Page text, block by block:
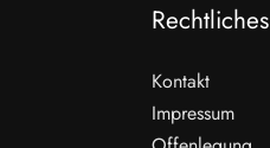
Rechtliches
Kontakt
Impressum